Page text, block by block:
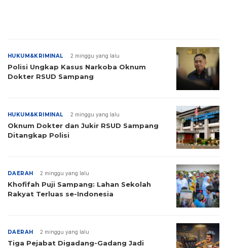
HUKUM&KRIMINAL 2 minggu yang lalu
Polisi Ungkap Kasus Narkoba Oknum
Dokter RSUD Sampang
HUKUM&KRIMINAL 2 minggu yang lalu
Oknum Dokter dan Jukir RSUD Sampang
Ditangkap Polisi
DAERAH 2 minggu yang lalu
Khofifah Puji Sampang: Lahan Sekolah
Rakyat Terluas se-Indonesia
DAERAH 2 minggu yang lalu
Tiga Pejabat Digadang-Gadang Jadi